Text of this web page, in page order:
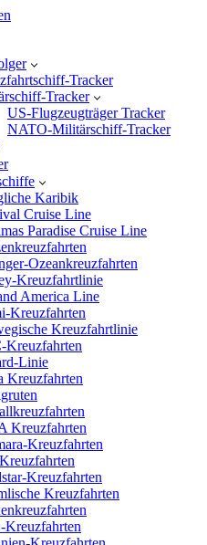
Tracker
Tracker
US-Flugzeugträger Tracker
NATO-Militärschiff-Tracker
Karibik
Cruise Line
Paradise Cruise Line
Ozeankreuzfahrten
Kreuzfahrtlinie
America Line
Kreuzfahrten
Kreuzfahrtlinie
Kreuzfahrten
Linie
Kreuzfahrten
Kreuzfahrten
Kreuzfahrten
Kreuzfahrten
Kreuzfahrten
Kreuzfahrten